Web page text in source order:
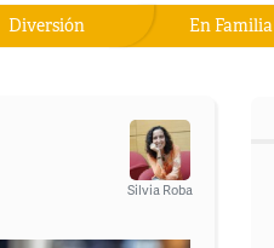
En Familia
Diversión
Silvia Roba